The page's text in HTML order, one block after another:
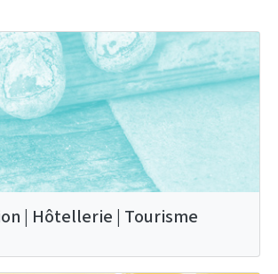
| Hôtellerie | Tourisme